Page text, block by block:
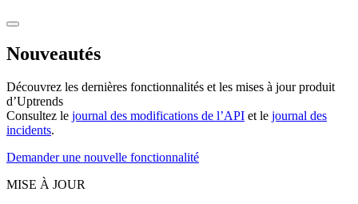
Nouveautés
Découvrez les dernières fonctionnalités et les mises à jour produit
d’Uptrends
Consultez le journal des modifications de l’API et le journal des
incidents.
Demander une nouvelle fonctionnalité
MISE À JOUR